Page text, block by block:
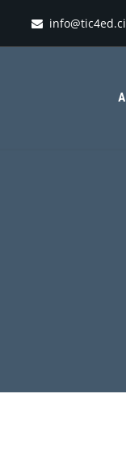
info@tic4ed.ci